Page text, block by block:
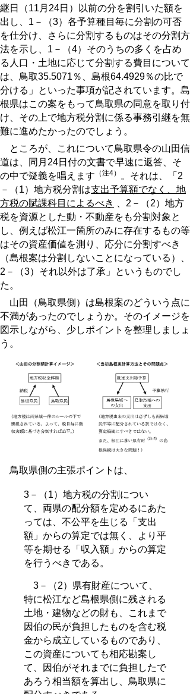
継日（11月24日）以前の分を割引いた額を
出し、1－（3）各予算種目毎に分割の可否
を仕分け、さらに分割するものはその分割方
法を示し、1－（4）そのうちの多くを占め
る人口・土地に応じて分割する費目について
は、鳥取35.5071％、島根64.4929％の比で
分ける」といった事項が記されています。島
根県はこの案をもって鳥取県の同意を取り付
け、その上で地方税分割に係る事務引継を無
難に進めたかったのでしょう。
ところが、これについて鳥取県令の山田信
道は、同月24日付の文書で早速に返答、そ
の中で疑義を唱えます （注4）
。それは、「2
－（1）地方税分割は支出予算額でなく、地
方税の賦課科目によるべき
、2－（2）地方
税を資源とした動・不動産をも分割対象と
し、例えば松江一箇所のみに存在するもの等
はその資産価値を測り、応分に分割すべき
（島根案は分割しないことになっている）、
2－（3）それ以外は了承」というものでし
た。
山田（鳥取県側）は島根案のどういう点に
不満があったのでしょうか。そのイメージを
図示しながら、少しポイントを整理しましょ
う。
鳥取県側の主張ポイントは、
3－（1）地方税の分割につい
て、両県の配分額を定めるにあた
っては、不公平を生じる「支出
額」からの算定では無く、より平
等を期せる「収入額」からの算定
を行うべきである。
3－（2）県有財産について、
特に松江など島根県側に残される
土地・建物などの財も、これまで
因伯の民が負担したものを含む税
金から成立しているものであり、
この資産についても相応勘案し
て、因伯がそれまでに負担したで
あろう相当額を算出し、鳥取県に